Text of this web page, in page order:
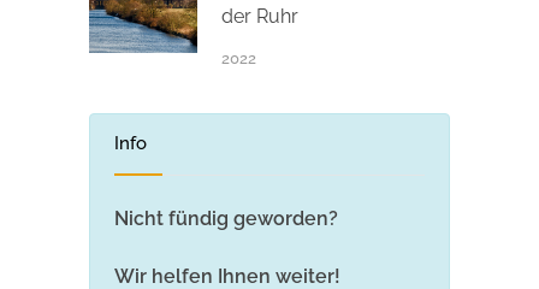
der Ruhr
2022
Info
Nicht fündig geworden?
Wir helfen Ihnen weiter!